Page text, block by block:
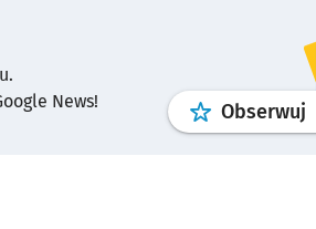
News!
Obserwuj